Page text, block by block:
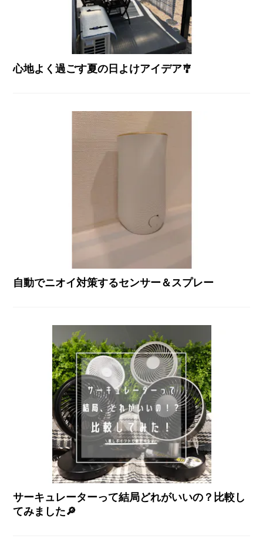
心地よく過ごす夏の日よけアイデア🎐
自動でニオイ対策するセンサー＆スプレー
サーキュレーターって結局どれがいいの？比較し
てみました🔎